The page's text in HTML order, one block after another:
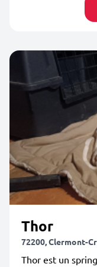
Thor
72200, Clermont-
Thor est un